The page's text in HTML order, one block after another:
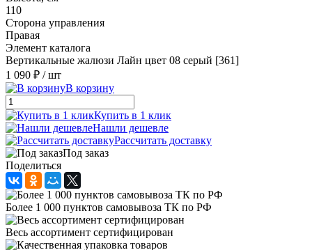
110
Сторона управления
Правая
Элемент каталога
Вертикальные жалюзи Лайн цвет 08 серый [361]
1 090 ₽ / шт
В корзину
Купить в 1 клик
Нашли дешевле
Рассчитать доставку
Под заказ
Поделиться
Более 1 000 пунктов самовывоза ТК по РФ
Весь ассортимент сертифицирован